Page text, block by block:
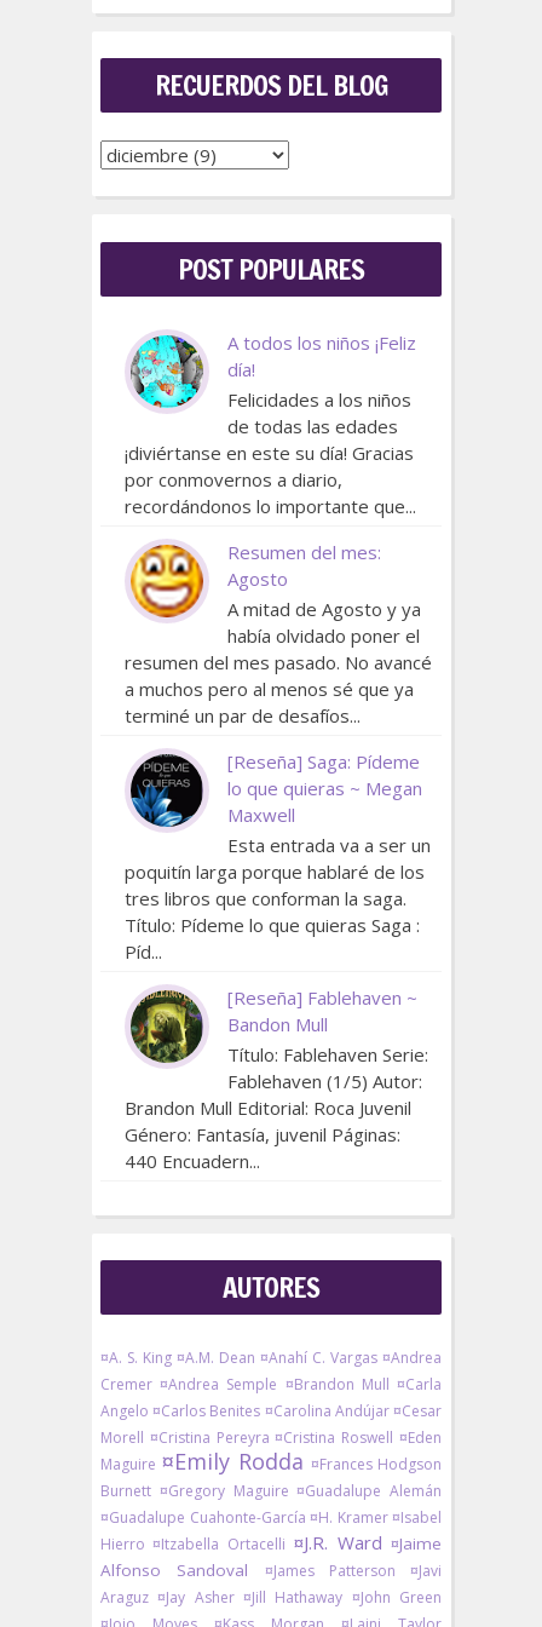
RECUERDOS DEL BLOG
POST POPULARES
A todos los niños ¡Feliz
día!
Felicidades a los niños
de todas las edades
¡diviértanse en este su día! Gracias
por conmovernos a diario,
recordándonos lo importante que...
Resumen del mes:
Agosto
A mitad de Agosto y ya
había olvidado poner el
resumen del mes pasado. No avancé
a muchos pero al menos sé que ya
terminé un par de desafíos...
[Reseña] Saga: Pídeme
lo que quieras ~ Megan
Maxwell
Esta entrada va a ser un
poquitín larga porque hablaré de los
tres libros que conforman la saga.
Título: Pídeme lo que quieras Saga :
Píd...
[Reseña] Fablehaven ~
Bandon Mull
Título: Fablehaven Serie:
Fablehaven (1/5) Autor:
Brandon Mull Editorial: Roca Juvenil
Género: Fantasía, juvenil Páginas:
440 Encuadern...
AUTORES
¤A. S. King ¤A.M. Dean ¤Anahí C. Vargas ¤Andrea
Cremer ¤Andrea Semple ¤Brandon Mull ¤Carla
Angelo ¤Carlos Benites ¤Carolina Andújar ¤Cesar
Morell ¤Cristina Pereyra ¤Cristina Roswell ¤Eden
Maguire ¤Emily Rodda ¤Frances Hodgson
Burnett ¤Gregory Maguire ¤Guadalupe Alemán
¤Guadalupe Cuahonte-García ¤H. Kramer ¤Isabel
Hierro ¤Itzabella Ortacelli ¤J.R. Ward ¤Jaime
Alfonso Sandoval
¤James Patterson
¤Javi
Araguz ¤Jay Asher ¤Jill Hathaway ¤John Green